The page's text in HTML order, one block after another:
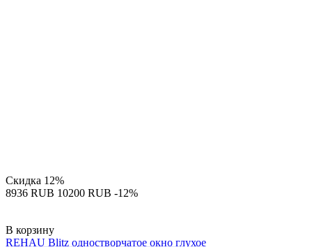
Скидка 12%
‍8936‍ RUB ‍10200‍ RUB -12%
В корзину
REHAU Blitz одностворчатое окно глухое